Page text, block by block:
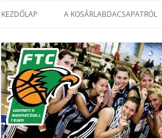
KEZDŐLAP A KOSÁRLABDACSAPATRÓL